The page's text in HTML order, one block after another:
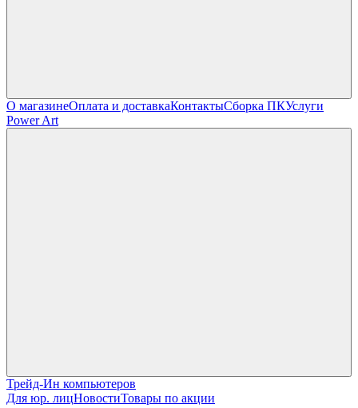
О магазинеОплата и доставкаКонтактыСборка ПКУслуги
Power Art
Трейд-Ин компьютеров
Для юр. лицНовостиТовары по акции